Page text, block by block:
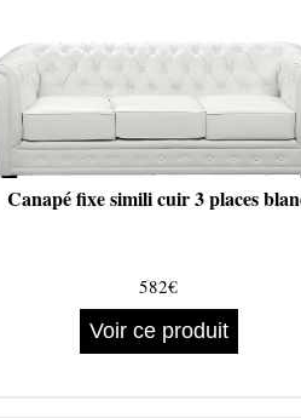
Canapé fixe simili cuir 3 places
582€
Voir ce produit